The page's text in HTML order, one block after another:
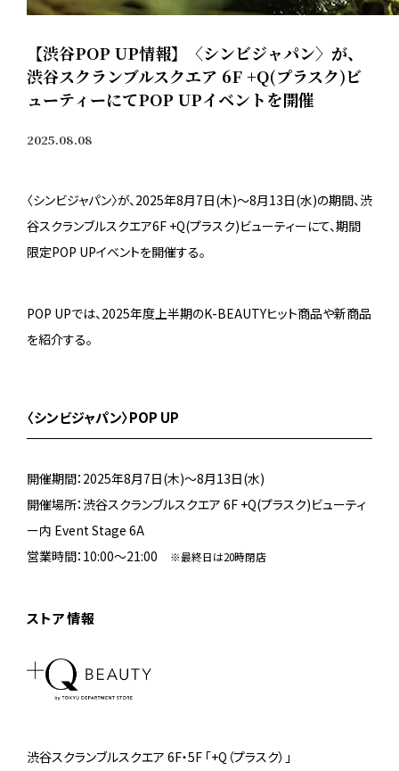
【渋谷POP UP情報】〈シンビジャパン〉が、
渋谷スクランブルスクエア 6F +Q(プラスク)ビ
ューティーにてPOP UPイベントを開催
2025.08.08
〈シンビジャパン〉が、2025年8月7日(木)〜8月13日(水)の期間、渋
谷スクランブルスクエア6F +Q(プラスク)ビューティーにて、期間
限定POP UPイベントを開催する。
POP UPでは、2025年度上半期のK-BEAUTYヒット商品や新商品
を紹介する。
〈シンビジャパン〉POP UP
開催期間：2025年8月7日(木)〜8月13日(水)
開催場所：渋谷スクランブルスクエア 6F +Q(プラスク)ビューティ
ー内 Event Stage 6A
営業時間：10:00～21:00
※最終日は20時閉店
ストア情報
渋谷スクランブルスクエア 6F・5F 「+Q（プラスク）」